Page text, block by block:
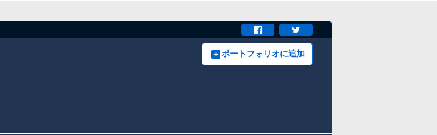
ポートフォリオに追加